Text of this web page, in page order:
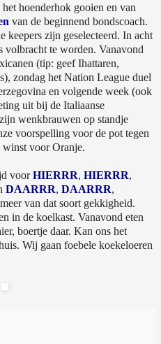
hoenderhok gooien en van
van de beginnend bondscoach.
keepers zijn geselecteerd. In acht
volbracht te worden. Vanavond
(tip: geef Ihattaren,
zondag het Nation League duel
en volgende week (ook
uit bij de Italiaanse
wenkbrauwen op standje
voorspelling voor de pot tegen
winst voor Oranje.
voorHIERRR, HIERRR,
DAARRR, DAARRR,
van dat soort gekkigheid.
in de koelkast. Vanavond eten
boertje daar. Kan ons het
Wij gaan foebele koekeloeren